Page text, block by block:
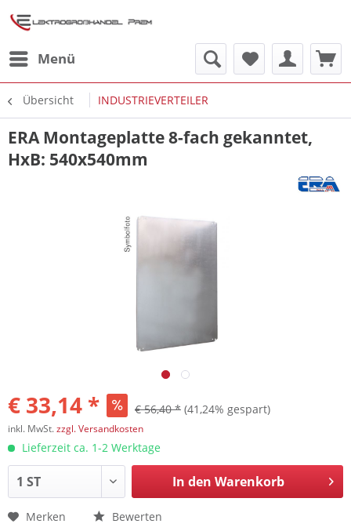
Menü
Übersicht INDUSTRIEVERTEILER
ERA Montageplatte 8-fach gekanntet,
HxB: 540x540mm
€ 33,14 * € 56,40 * (41,24% gespart)
inkl. MwSt.zzgl. Versandkosten
Lieferzeit ca. 1-2 Werktage
In den Warenkorb
Merken Bewerten